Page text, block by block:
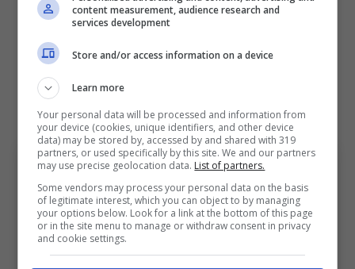
contro Atalanta e Juventus.
Il Bologna trova poi il gol due a uno a fine del
primo tempo, grazie al rigore di Orsolini, a
causa del fallo di mano di Orsolini.
content measurement, audience research and
services development
Store and/or access information on a device
Learn more
Your personal data will be processed and information from
your device (cookies, unique identifiers, and other device
data) may be stored by, accessed by and shared with 319
partners, or used specifically by this site. We and our partners
may use precise geolocation data. List of partners.
Some vendors may process your personal data on the basis
of legitimate interest, which you can object to by managing
your options below. Look for a link at the bottom of this page
or in the site menu to manage or withdraw consent in privacy
and cookie settings.